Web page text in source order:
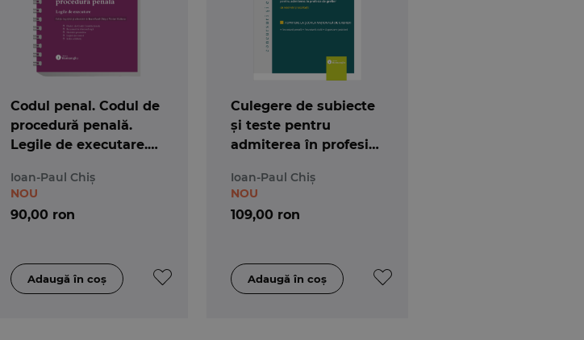
Codul penal. Codul de
procedură penală.
Legile de executare.
- Spiralat
Ioan-Paul Chiș
90,00 ron
NOU
Culegere de subiecte
și teste pentru
admiterea în profesia
Ioan-Paul Chiș
109,00 ron
NOU